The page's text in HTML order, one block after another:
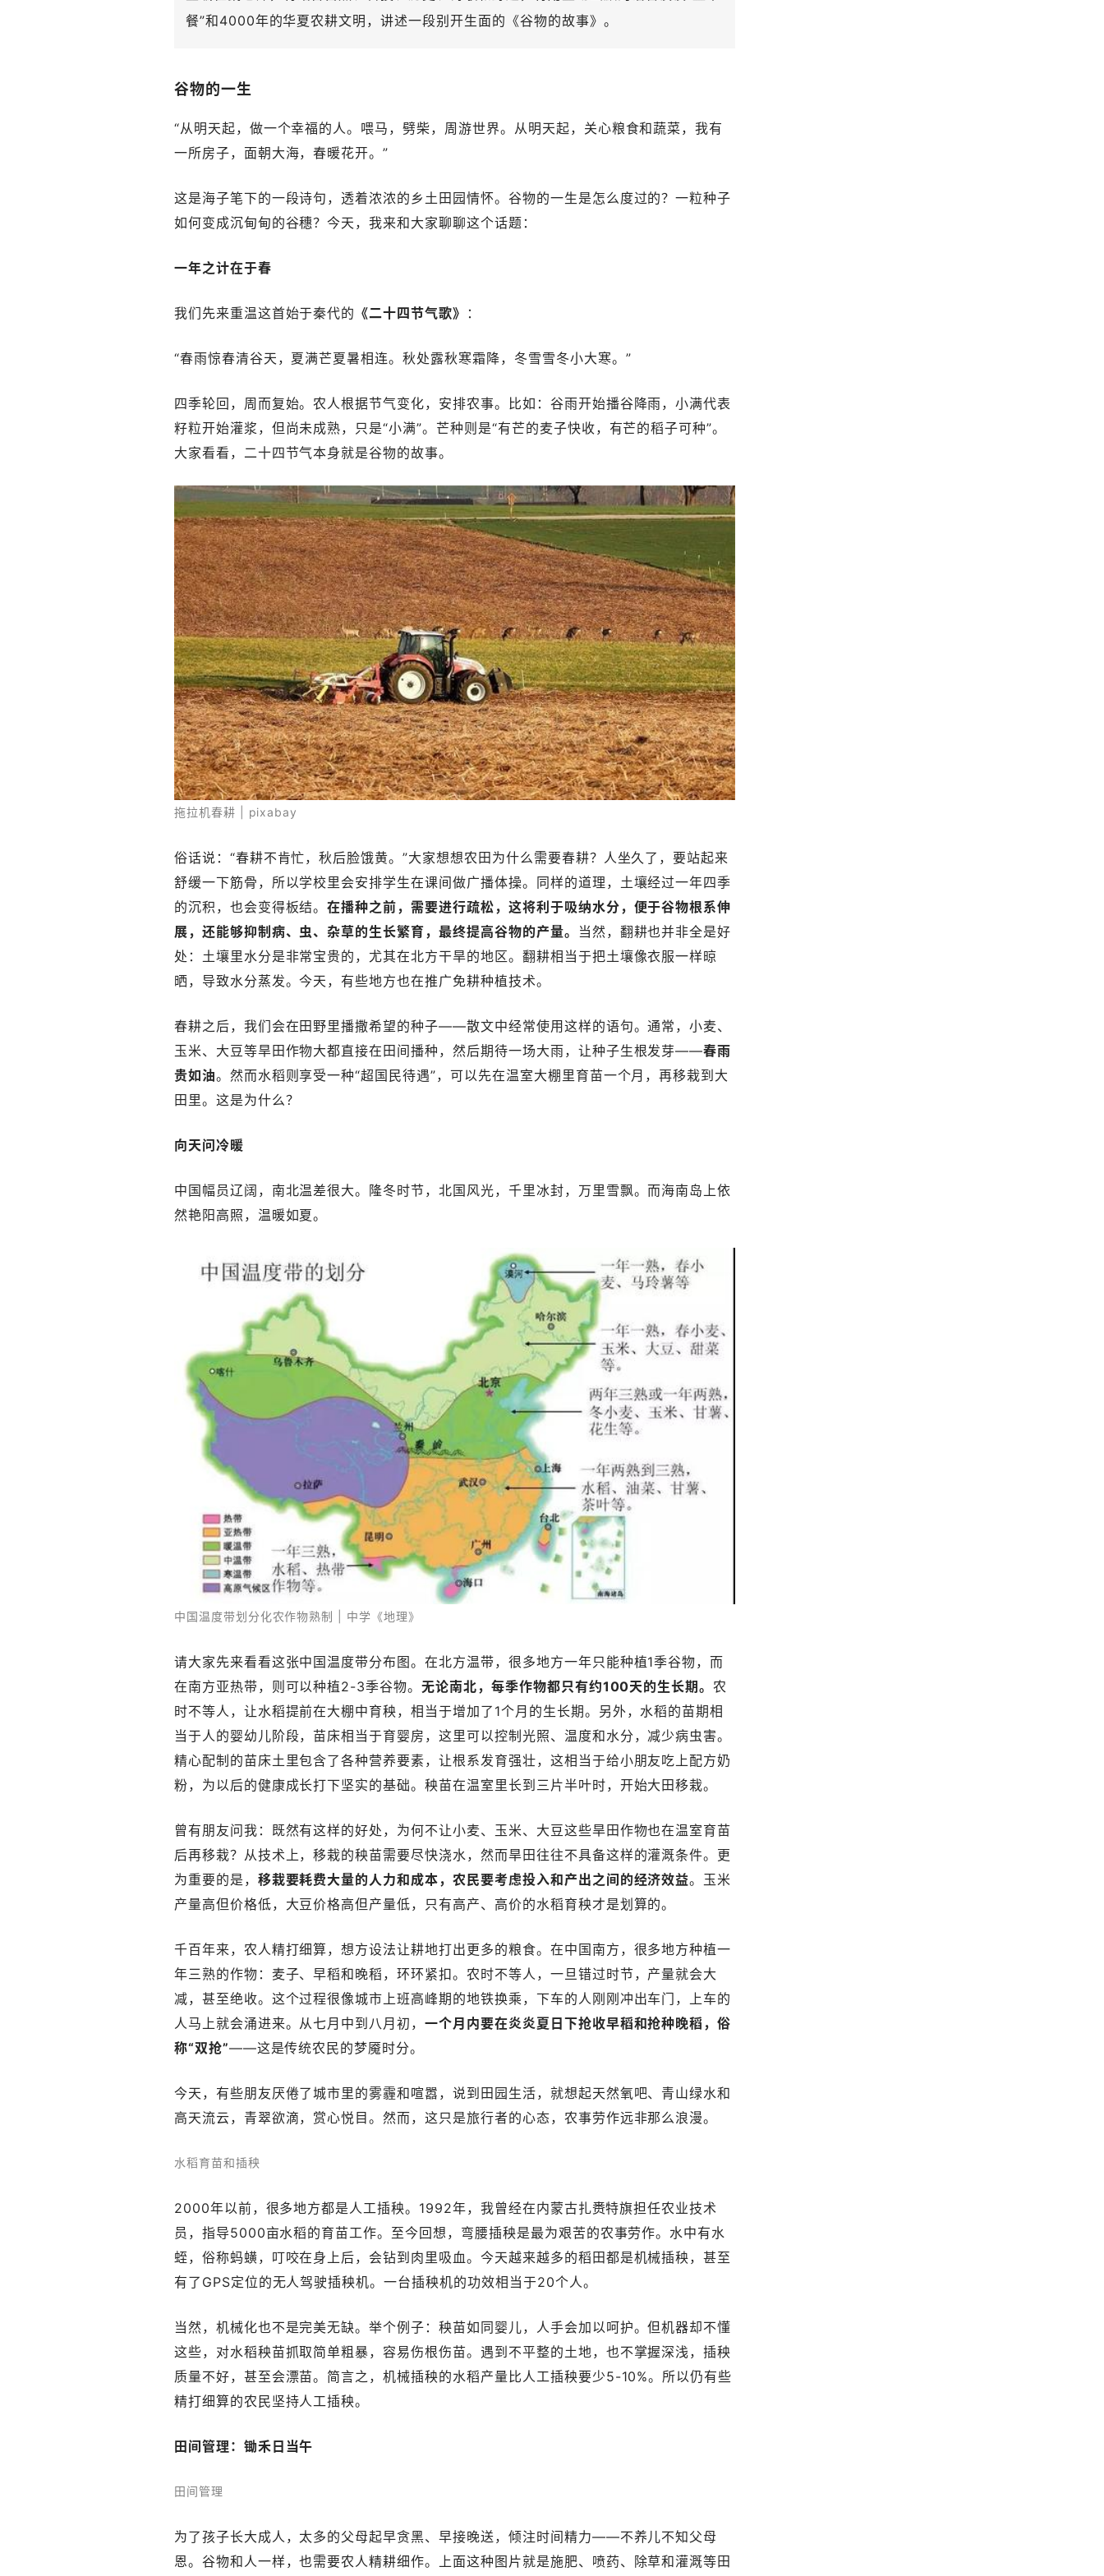
餐”和4000年的华夏农耕文明，讲述一段别开生面的《谷物的故事》。
谷物的一生
“从明天起，做一个幸福的人。喂马，劈柴，周游世界。从明天起，关心粮食和蔬菜，我有
一所房子，面朝大海，春暖花开。”
这是海子笔下的一段诗句，透着浓浓的乡土田园情怀。谷物的一生是怎么度过的？一粒种子
如何变成沉甸甸的谷穗？今天，我来和大家聊聊这个话题：
一年之计在于春
我们先来重温这首始于秦代的 《二十四节气歌》 ：
“春雨惊春清谷天，夏满芒夏暑相连。秋处露秋寒霜降，冬雪雪冬小大寒。”
四季轮回，周而复始。农人根据节气变化，安排农事。比如：谷雨开始播谷降雨，小满代表
籽粒开始灌浆，但尚未成熟，只是“小满”。芒种则是“有芒的麦子快收，有芒的稻子可种”。
大家看看，二十四节气本身就是谷物的故事。
拖拉机春耕 | pixabay
俗话说：“春耕不肯忙，秋后脸饿黄。”大家想想农田为什么需要春耕？人坐久了，要站起来
舒缓一下筋骨，所以学校里会安排学生在课间做广播体操。同样的道理，土壤经过一年四季
的沉积，也会变得板结。在播种之前，需要进行疏松，这将利于吸纳水分，便于谷物根系伸
展，还能够抑制病、虫、杂草的生长繁育，最终提高谷物的产量。
当然，翻耕也并非全是好
处：土壤里水分是非常宝贵的，尤其在北方干旱的地区。翻耕相当于把土壤像衣服一样晾
晒，导致水分蒸发。今天，有些地方也在推广免耕种植技术。
春耕之后，我们会在田野里播撒希望的种子——散文中经常使用这样的语句。通常，小麦、
玉米、大豆等旱田作物大都直接在田间播种，然后期待一场大雨，让种子生根发芽——春雨
贵如油。然而水稻则享受一种“超国民待遇”，可以先在温室大棚里育苗一个月，再移栽到大
田里。这是为什么？
向天问冷暖
中国幅员辽阔，南北温差很大。隆冬时节，北国风光，千里冰封，万里雪飘。而海南岛上依
然艳阳高照，温暖如夏。
中国温度带划分化农作物熟制 | 中学《地理》
请大家先来看看这张中国温度带分布图。在北方温带，很多地方一年只能种植1季谷物，而
在南方亚热带，则可以种植2-3季谷物。无论南北，每季作物都只有约100天的生长期。农
时不等人，让水稻提前在大棚中育秧，相当于增加了1个月的生长期。另外，水稻的苗期相
当于人的婴幼儿阶段，苗床相当于育婴房，这里可以控制光照、温度和水分，减少病虫害。
精心配制的苗床土里包含了各种营养要素，让根系发育强壮，这相当于给小朋友吃上配方奶
粉，为以后的健康成长打下坚实的基础。秧苗在温室里长到三片半叶时，开始大田移栽。
曾有朋友问我：既然有这样的好处，为何不让小麦、玉米、大豆这些旱田作物也在温室育苗
后再移栽？从技术上，移栽的秧苗需要尽快浇水，然而旱田往往不具备这样的灌溉条件。更
为重要的是， 移栽要耗费大量的人力和成本，农民要考虑投入和产出之间的经济效益。玉米
产量高但价格低，大豆价格高但产量低，只有高产、高价的水稻育秧才是划算的。
千百年来，农人精打细算，想方设法让耕地打出更多的粮食。在中国南方，很多地方种植一
年三熟的作物：麦子、早稻和晚稻，环环紧扣。农时不等人，一旦错过时节，产量就会大
减，甚至绝收。这个过程很像城市上班高峰期的地铁换乘，下车的人刚刚冲出车门，上车的
人马上就会涌进来。从七月中到八月初，一个月内要在炎炎夏日下抢收早稻和抢种晚稻，俗
称“双抢”——这是传统农民的梦魇时分。
今天，有些朋友厌倦了城市里的雾霾和喧嚣，说到田园生活，就想起天然氧吧、青山绿水和
高天流云，青翠欲滴，赏心悦目。然而，这只是旅行者的心态，农事劳作远非那么浪漫。
水稻育苗和插秧
2000年以前，很多地方都是人工插秧。1992年，我曾经在内蒙古扎赉特旗担任农业技术
员，指导5000亩水稻的育苗工作。至今回想，弯腰插秧是最为艰苦的农事劳作。水中有水
蛭，俗称蚂蟥，叮咬在身上后，会钻到肉里吸血。今天越来越多的稻田都是机械插秧，甚至
有了GPS定位的无人驾驶插秧机。一台插秧机的功效相当于20个人。
当然，机械化也不是完美无缺。举个例子：秧苗如同婴儿，人手会加以呵护。但机器却不懂
这些，对水稻秧苗抓取简单粗暴，容易伤根伤苗。遇到不平整的土地，也不掌握深浅，插秧
质量不好，甚至会漂苗。简言之，机械插秧的水稻产量比人工插秧要少5-10%。所以仍有些
精打细算的农民坚持人工插秧。
田间管理：锄禾日当午
田间管理
为了孩子长大成人，太多的父母起早贪黑、早接晚送，倾注时间精力——不养儿不知父母
恩。谷物和人一样，也需要农人精耕细作。上面这种图片就是施肥、喷药、除草和灌溉等田